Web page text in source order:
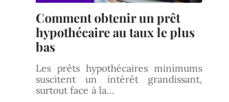
Comment obtenir un prêt
hypothécaire au taux le plus
bas
Les prêts hypothécaires minimums
suscitent un intérêt grandissant,
surtout face à la…